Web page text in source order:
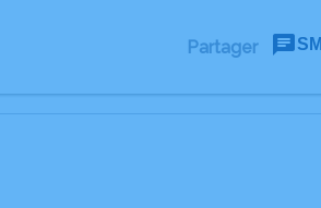
Partager